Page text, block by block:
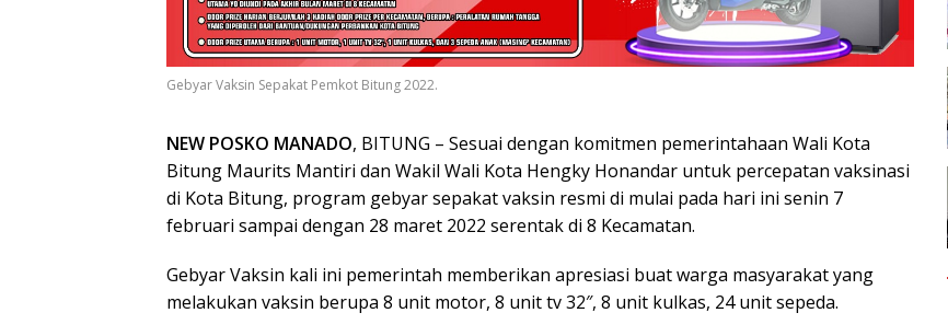
Gebyar Vaksin Sepakat Pemkot Bitung 2022.
NEW POSKO MANADO, BITUNG – Sesuai dengan komitmen pemerintahaan Wali Kota
Bitung Maurits Mantiri dan Wakil Wali Kota Hengky Honandar untuk percepatan vaksinasi
di Kota Bitung, program gebyar sepakat vaksin resmi di mulai pada hari ini senin 7
februari sampai dengan 28 maret 2022 serentak di 8 Kecamatan.
Gebyar Vaksin kali ini pemerintah memberikan apresiasi buat warga masyarakat yang
melakukan vaksin berupa 8 unit motor, 8 unit tv 32″, 8 unit kulkas, 24 unit sepeda.